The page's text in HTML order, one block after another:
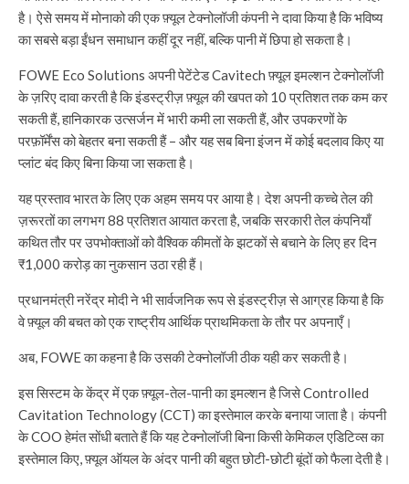
है। ऐसे समय में मोनाको की एक फ़्यूल टेक्नोलॉजी कंपनी ने दावा किया है कि भविष्य
का सबसे बड़ा ईंधन समाधान कहीं दूर नहीं, बल्कि पानी में छिपा हो सकता है।
FOWE Eco Solutions अपनी पेटेंटेड Cavitech फ़्यूल इमल्शन टेक्नोलॉजी
के ज़रिए दावा करती है कि इंडस्ट्रीज़ फ़्यूल की खपत को 10 प्रतिशत तक कम कर
सकती हैं, हानिकारक उत्सर्जन में भारी कमी ला सकती हैं, और उपकरणों के
परफ़ॉर्मेंस को बेहतर बना सकती हैं – और यह सब बिना इंजन में कोई बदलाव किए या
प्लांट बंद किए बिना किया जा सकता है।
यह प्रस्ताव भारत के लिए एक अहम समय पर आया है। देश अपनी कच्चे तेल की
ज़रूरतों का लगभग 88 प्रतिशत आयात करता है, जबकि सरकारी तेल कंपनियाँ
कथित तौर पर उपभोक्ताओं को वैश्विक कीमतों के झटकों से बचाने के लिए हर दिन
₹1,000 करोड़ का नुकसान उठा रही हैं।
प्रधानमंत्री नरेंद्र मोदी ने भी सार्वजनिक रूप से इंडस्ट्रीज़ से आग्रह किया है कि
वे फ़्यूल की बचत को एक राष्ट्रीय आर्थिक प्राथमिकता के तौर पर अपनाएँ।
अब, FOWE का कहना है कि उसकी टेक्नोलॉजी ठीक यही कर सकती है।
इस सिस्टम के केंद्र में एक फ़्यूल-तेल-पानी का इमल्शन है जिसे Controlled
Cavitation Technology (CCT) का इस्तेमाल करके बनाया जाता है। कंपनी
के COO हेमंत सोंधी बताते हैं कि यह टेक्नोलॉजी बिना किसी केमिकल एडिटिव्स का
इस्तेमाल किए, फ़्यूल ऑयल के अंदर पानी की बहुत छोटी-छोटी बूंदों को फैला देती है।